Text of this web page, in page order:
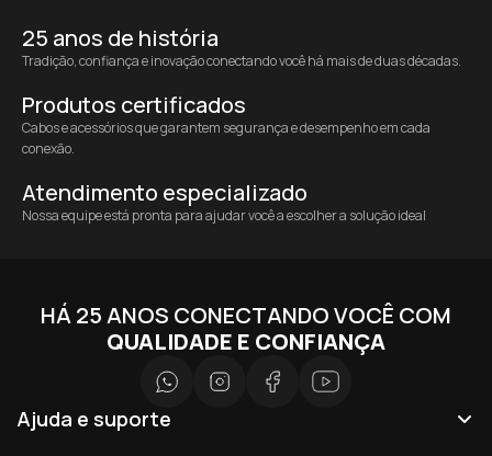
25 anos de história
Tradição, confiança e inovação conectando você há mais de duas décadas.
Produtos certificados
Cabos e acessórios que garantem segurança e desempenho em cada
conexão.
Atendimento especializado
Nossa equipe está pronta para ajudar você a escolher a solução ideal
HÁ 25 ANOS CONECTANDO VOCÊ COM
QUALIDADE E CONFIANÇA
Ajuda e suporte